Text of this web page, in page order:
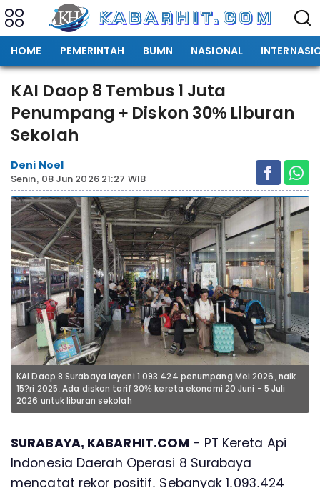
HOME PEMERINTAH BUMN NASIONAL
KAI Daop 8 Tembus 1 Juta
Penumpang + Diskon 30% Liburan
Sekolah
Deni Noel
Senin, 08 Jun 2026 21:27 WIB
KAI Daop 8 Surabaya layani 1.093.424 penumpang Mei 2026, naik
15?ri 2025. Ada diskon tarif 30% kereta ekonomi 20 Juni - 5 Juli
2026 untuk liburan sekolah
SURABAYA, KABARHIT.COM - PT Kereta Api
Indonesia Daerah Operasi 8 Surabaya
mencatat rekor positif. Sebanyak 1.093.424